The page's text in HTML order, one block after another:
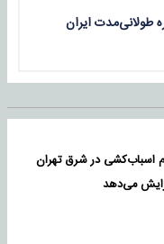
طولانی‌مدت ایران
اسباب‌کشی در شرق تهران
می‌دهد